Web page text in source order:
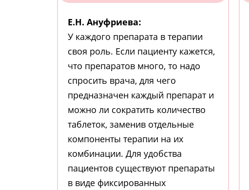
Е.Н. Ануфриева:
У каждого препарата в терапии
своя роль. Если пациенту кажется,
что препаратов много, то надо
спросить врача, для чего
предназначен каждый препарат и
можно ли сократить количество
таблеток, заменив отдельные
компоненты терапии на их
комбинации. Для удобства
пациентов существуют препараты
в виде фиксированных